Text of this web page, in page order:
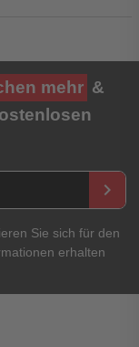
mehr &
keyboard_arrow_right
Sie sich für den
erhalten